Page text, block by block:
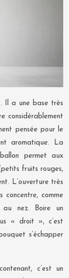
Il a une base très
considérablement
pensée pour le
aromatique. La
permet aux
fruits rouges,
L’ouverture très
concentre, comme
au nez. Boire un
« droit », c’est
s’échapper
c’est un